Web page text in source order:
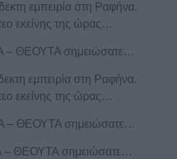
εμπειρία στη Ραφήνα.
εκείνης της ώρας…
ΘΕΟΥΤΑ σημειώσατε…
εμπειρία στη Ραφήνα.
εκείνης της ώρας…
– ΘΕΟΥΤΑ σημειώσατε…
ΘΕΟΥΤΑ σημειώσατε…